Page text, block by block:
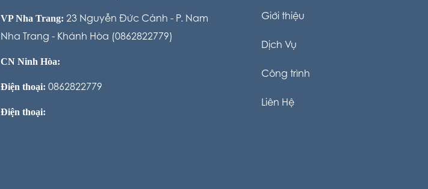
VP Nha Trang: 23 Nguyễn Đức Cảnh - P. Nam
Nha Trang - Khánh Hòa (0862822779)
CN Ninh Hòa:
Điện thoại: 0862822779
Điện thoại:
Giới thiệu
Dịch Vụ
Công trình
Liên Hệ